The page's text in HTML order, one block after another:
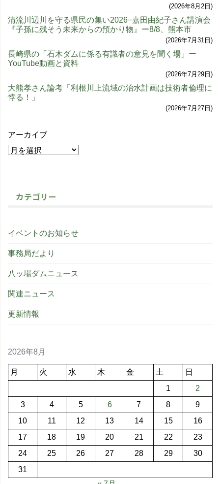
2026年8月2日
清流川辺川を守る県民の集い2026−嘉田由紀子さん講演会
『子孫に残そう未来からの預かり物』ー8/8、熊本市
2026年7月31日
長崎県の「石木ダムに係る有識者の意見を聞く場」ー
YouTube動画と資料
2026年7月29日
大熊孝さん論考「利根川上流域の治水計画は技術者倫理に
悖る！」
2026年7月27日
アーカイブ
カテゴリー
イベントのお知らせ
事務局だより
八ッ場ダムニュース
関連ニュース
更新情報
2026年8月
月 火 水 木 金 土
日
1
2
3
4 5 6 7 8
9
10
11 12 13 14 15
16
17
18 19 20 21 22
23
24
25 26 27 28 29
30
31